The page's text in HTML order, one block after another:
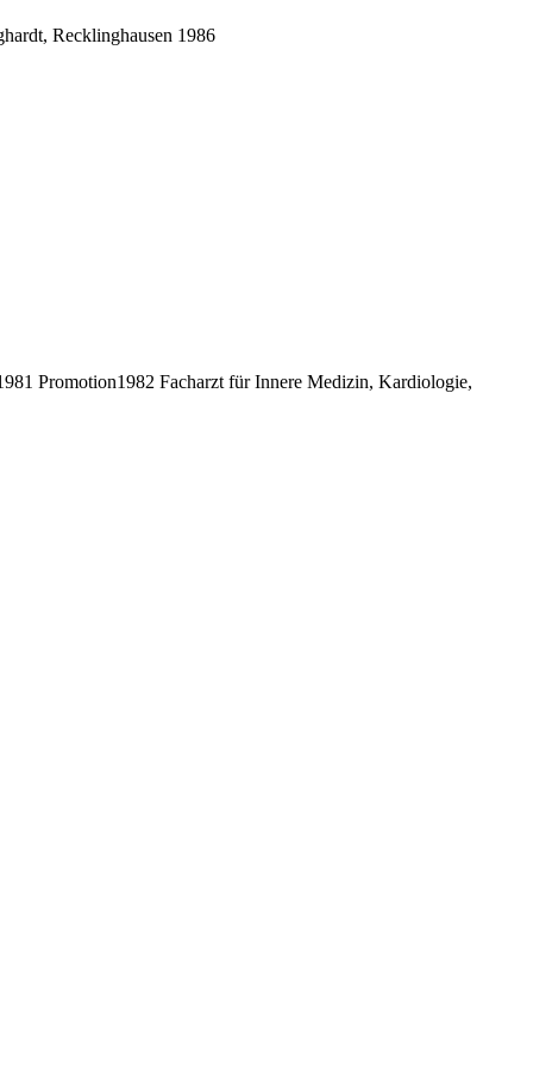
Recklinghausen 1986
Promotion1982 Facharzt für Innere Medizin, Kardiologie,